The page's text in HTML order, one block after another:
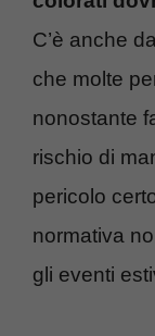
C’è anche
che molte
nonostante
rischio di
pericolo
normativa
gli eventi